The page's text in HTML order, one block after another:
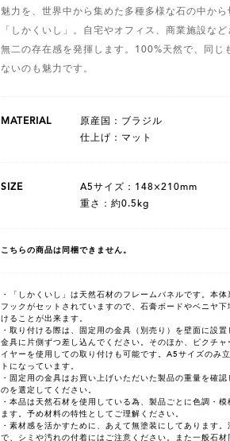
魅力を、世界中から集めた多種多様な石の中か
「しかくいし」。自宅やオフィス、商業施設な
無二の存在感を発揮します。100%天然で、同じ
ないのも魅力です。
MATERIAL
原産国：ブラジル
仕上げ：マット
SIZE
A5サイズ：148×210mm
重さ：約0.5kg
こちらの商品は同梱できません。
・「しかくいし」は天然石材のフレームパネルです。本
フックがセットされていますので、石膏ボードやベニヤ
けることが出来ます。
・取り付ける際は、固定用の金具（別売り）を壁面に設
金具に片側ずつ差し込んでください。そのほか、ピクチャ
イヤーを使用しての取り付けも可能です。A5サイズのみ
トになっています。
・固定用の金具はお買い上げいただいた製品の重量を確
のを選定してください。
・本品は天然石材を使用している為、製品ごとに色調・
ます。予め材料の特性としてご理解ください。
・素材感を活かすために、あえて無塗装にしてあります
で、シミや汚れの付着にはご注意ください。また一般石